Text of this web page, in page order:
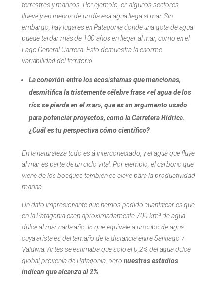
terrestres y marinos. Por ejemplo, en algunos sectores
llueve y en menos de un día esa agua llega al mar. Sin
embargo, hay lugares en Patagonia donde una gota de agua
puede tardar más de 100 años en llegar al mar, como en el
Lago General Carrera. Esto demuestra la enorme
variabilidad del territorio.
La conexión entre los ecosistemas que mencionas,
desmitifica la tristemente célebre frase «el agua de los
ríos se pierde en el mar», que es un argumento usado
para potenciar proyectos, como la Carretera Hídrica.
¿Cuál es tu perspectiva cómo científico?
En la naturaleza todo está interconectado, y el agua que fluye
al mar es parte de un ciclo vital. Por ejemplo, el carbono que
viene de los bosques también es clave para la productividad
marina.
Un dato impresionante que hemos podido cuantificar es que
en la Patagonia caen aproximadamente 700 km³ de agua
dulce al mar cada año, lo que equivale a un cubo de agua
cuya arista es del tamaño de la distancia entre Santiago y
Valdivia. Antes se estimaba que sólo el 0,2% del agua dulce
global provenía de Patagonia, pero nuestros estudios
indican que alcanza al 2%